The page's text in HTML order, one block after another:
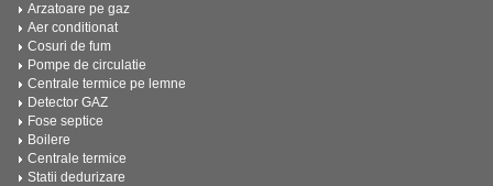
Arzatoare pe gaz
Aer conditionat
Cosuri de fum
Pompe de circulatie
Centrale termice pe lemne
Detector GAZ
Fose septice
Boilere
Centrale termice
Statii dedurizare